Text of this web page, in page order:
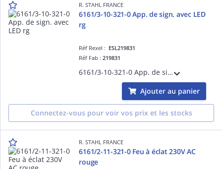
R. STAHL FRANCE
6161/3-10-321-0 App. de sign. avec LED
rg
Réf Rexel : ESL219831
Réf Fab :219831
6161/3-10-321-0 App. de sign. avec LED rg
Ajouter au panier
Connectez-vous pour voir vos prix et les stocks
R. STAHL FRANCE
6161/2-11-321-0 Feu à éclat 230V AC
rouge